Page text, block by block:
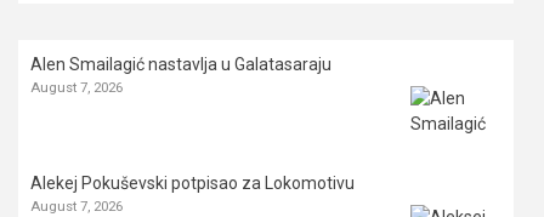
Alen Smailagić nastavlja u Galatasaraju
August 7, 2026
Alekej Pokuševski potpisao za Lokomotivu
August 7, 2026